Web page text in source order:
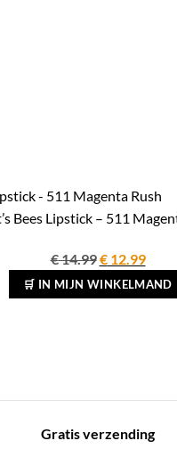
Bees Lipstick – 511
€14.99
prijs
was:
€12.99
prijs
is:
🛒 IN MIJN WINKELMAND
Gratis verzending